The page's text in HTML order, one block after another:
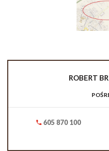
ROBERT
605 870 100